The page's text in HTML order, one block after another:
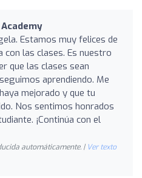
Estamos muy felices de
con las clases. Es nuestro
que las clases sean
aprendiendo. Me
mejorado y que tu
Nos sentimos honrados
¡Continúa con el
automáticamente. | Ver texto